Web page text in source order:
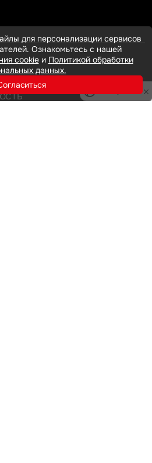
для персонализации сервисов
Ознакомьтесь с нашей
cookieи Политикой обработки
данных.